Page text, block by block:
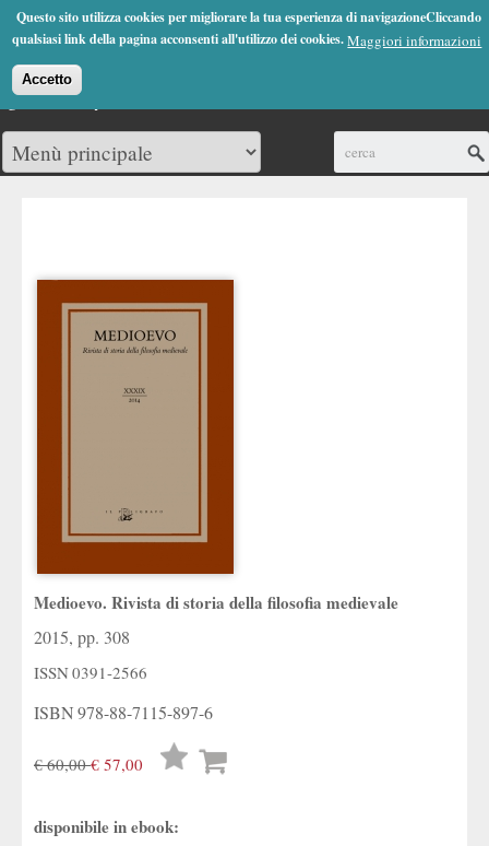
Questo sito utilizza cookies per migliorare la tua esperienza di navigazioneCliccando
qualsiasi link della pagina acconsenti all'utilizzo dei cookies.Maggiori informazioni
Accetto
Jump to Navigation
(0)
Medioevo. Rivista di storia della filosofia medievale
2015, pp. 308
ISSN0391-2566
ISBN978-88-7115-897-6
€ 60,00€ 57,00
Lista
disponibile in ebook: